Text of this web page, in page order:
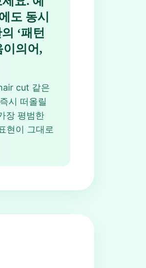
도 동시
‘패턴
이의어,
cut 같은
시 떠올릴
장 평범한
현이 그대로